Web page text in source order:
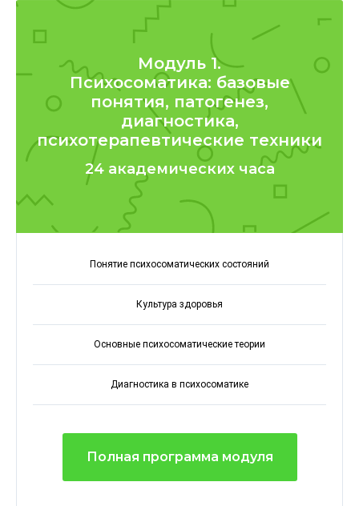
Модуль 1.
Психосоматика: базовые
понятия, патогенез,
диагностика,
психотерапевтические техники
24 академических часа
Понятие психосоматических состояний
Культура здоровья
Основные психосоматические теории
Диагностика в психосоматике
Полная программа модуля